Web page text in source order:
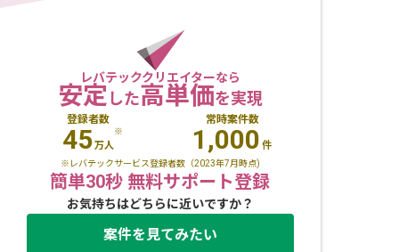
レバテッククリエイターなら
安定した高単価を実現
登録者数
45万人
※
常時案件数
1,000 件
※レバテックサービス登録者数（2023年7月時点)
簡単30秒 無料サポート登録
お気持ちはどちらに近いですか？
案件を見てみたい